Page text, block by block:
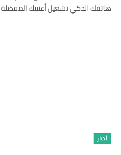
هاتفك الذكي تشغيل أغنيتك المفضلة
أخبار